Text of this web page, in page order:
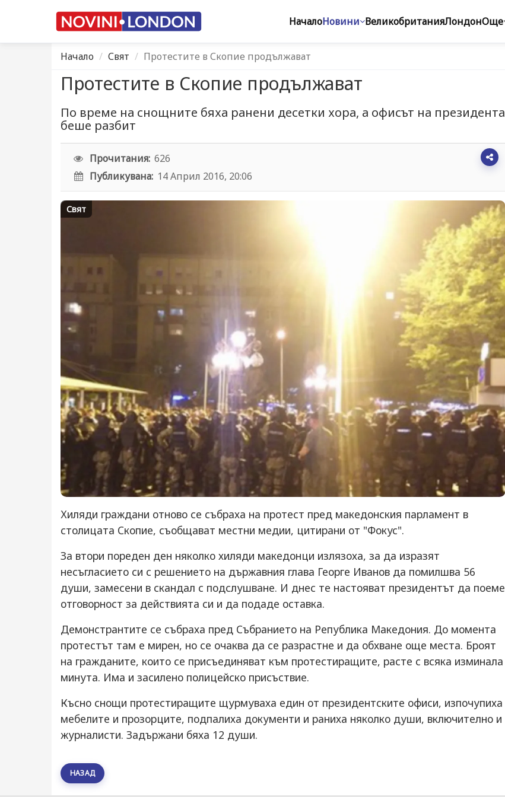
НачалоНовини ВеликобританияЛондонОще
Начало Свят Протестите в Скопие продължават
Протестите в Скопие продължават
По време на снощните бяха ранени десетки хора, а офисът на президента
беше разбит
Прочитания: 626
Публикувана: 14 Април 2016, 20:06
Свят
Хиляди граждани отново се събраха на протест пред македонския парламент в
столицата Скопие, съобщават местни медии, цитирани от "Фокус".
За втори пореден ден няколко хиляди македонци излязоха, за да изразят
несъгласието си с решението на държавния глава Георге Иванов да помилшва 56
души, замесени в скандал с подслушване. И днес те настояват президентът да поеме
отговорност за действията си и да подаде оставка.
Демонстрантите се събраха пред Събранието на Република Македония. До момента
протестът там е мирен, но се очаква да се разрастне и да обхване още места. Броят
на гражданите, които се присъединяват към протестиращите, расте с всяка изминала
минута. Има и засилено полицейско присъствие.
Късно снощи протестиращите щурмуваха един от президентските офиси, изпочупиха
мебелите и прозорците, подпалиха документи и раниха няколко души, включително и
журналисти. Задържани бяха 12 души.
НАЗАД